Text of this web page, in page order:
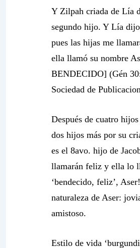
Y Zilpah criada de Lía
segundo hijo. Y Lía
pues las hijas me
ella llamó su nombre
BENDECIDO] (Gén
Sociedad de
Después de cuatro
dos hijos más por su
es el 8avo. hijo de
llamarán feliz y ella lo
‘bendecido, feliz’,
naturaleza de Aser:
amistoso.
Estilo de vida